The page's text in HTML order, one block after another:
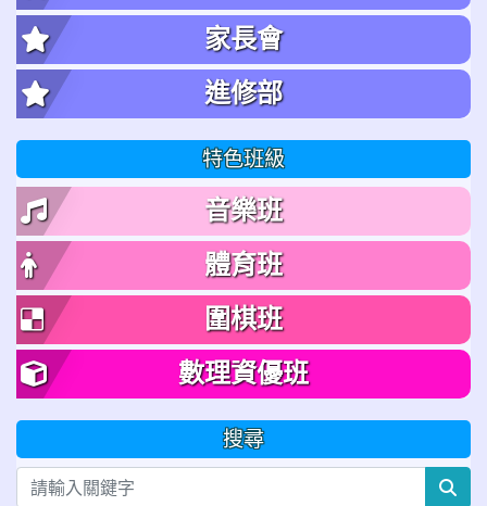
家長會
進修部
特色班級
音樂班
體育班
圍棋班
數理資優班
搜尋